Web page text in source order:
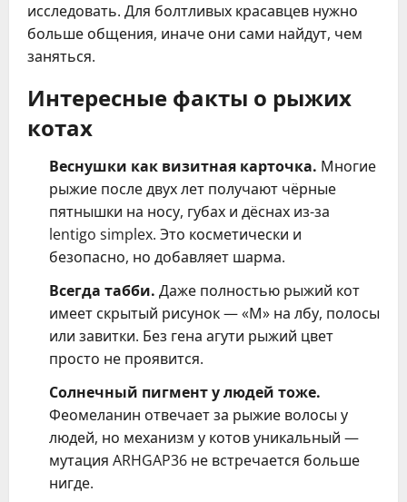
исследовать. Для болтливых красавцев нужно
больше общения, иначе они сами найдут, чем
заняться.
Интересные факты о рыжих
котах
Веснушки как визитная карточка. Многие
рыжие после двух лет получают чёрные
пятнышки на носу, губах и дёснах из-за
lentigo simplex. Это косметически и
безопасно, но добавляет шарма.
Всегда табби. Даже полностью рыжий кот
имеет скрытый рисунок — «М» на лбу, полосы
или завитки. Без гена агути рыжий цвет
просто не проявится.
Солнечный пигмент у людей тоже.
Феомеланин отвечает за рыжие волосы у
людей, но механизм у котов уникальный —
мутация ARHGAP36 не встречается больше
нигде.